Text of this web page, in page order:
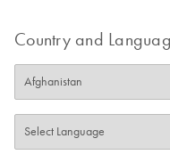
산은 실험, 분
위해 특정 농
데 필요합니다.
다음은 계산기
야의 예입니다.
1. 샘플 준비:
필요한 최적의
Country and